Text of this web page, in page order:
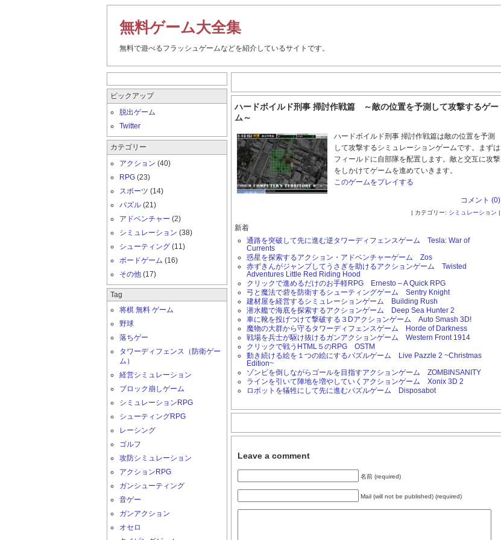
無料ゲーム大全集
無料で遊べるフラッシュゲームなどを紹介しているサイトです。
ハードボイルド刑事 掃討作戦篇 ～敵の位置を予測して攻撃するゲー
ム～
ハードボイルド刑事 掃討作戦篇は敵の位置を予測
して攻撃するシミュレーションゲームです。まずは
フィールドに自部隊を配置します。敵と交互に攻撃
をしかけてゲームを進めていきます。
このゲームをプレイする
コメント (0)
| カテゴリー: シミュレーション |
新着
通路を突破して先に進む逆タワーディフェンスゲーム Tesla: War of
Currents
惑星を探索するアクション・アドベンチャーゲーム Zos
赤ずきんがジャンプしてうさぎを助けるアクションゲーム Twisted
Adventures Little Red Riding Hood
クリックで進めるだけのお手軽RPG Ernesto – A Quick RPG
弓と魔法で砦を防衛するシューティングゲーム Sentry Knight
建材屋を経営するシミュレーションゲーム Building Rush
潜水艦で海底を探索するアクションゲーム Deep Sea Hunter 2
車に靴を投げつけて撃破する３Dアクションゲーム Auto Smash 3D!
魔物の大群から守るタワーディフェンスゲーム Horde of Darkness
戦場を兵士が駆け抜けるガンアクションゲーム Western Front 1914
クリックで戦うHTML５のRPG OSTM
動き続ける絵を１つの絵にするパズルゲーム Live Pazzle 2 ~Christmas
Edition~
ゾンビを倒しながらゴールを目指すアクションゲーム ZOMBINSANITY
ラインを引いて陣地を増やしていくアクションゲーム Xonix 3D 2
ロボットを犠牲にして先に進むパズルゲーム Disposabot
Leave a comment
名前 (required)
Mail (will not be published) (required)
ピックアップ
脱出ゲーム
Twitter
カテゴリー
アクション (40)
RPG (23)
スポーツ (14)
パズル (21)
アドベンチャー (2)
シミュレーション (38)
シューティング (11)
ボードゲーム (16)
その他 (17)
Tag
将棋 無料 ゲーム
野球
落ちゲー
タワーディフェンス（防衛ゲー
ム）
経営シミュレーション
ブロック崩しゲーム
シミュレーションRPG
シューティングRPG
レーシング
ゴルフ
攻防シミュレーション
アクションRPG
ガンシューティング
音ゲー
ガンアクション
オセロ